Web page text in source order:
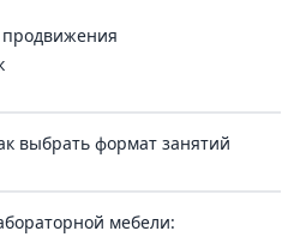
продвижения
выбрать формат занятий
мебели: